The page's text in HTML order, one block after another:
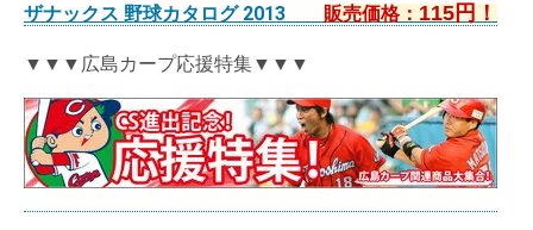
ザナックス 野球カタログ 2013 販売価格： 115円！
▼▼▼広島カープ応援特集▼▼▼